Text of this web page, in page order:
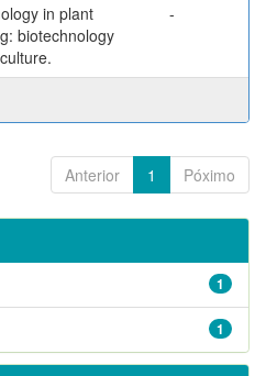
in plant
biotechnology
-
Anterior 1 Póximo
1
1